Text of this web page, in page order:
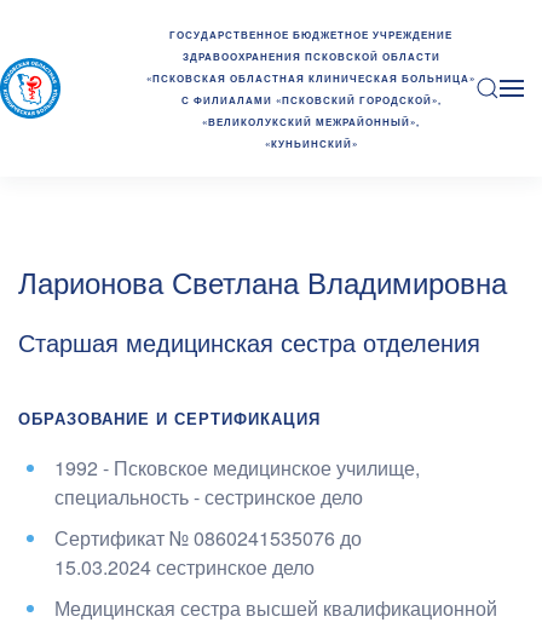
ГОСУДАРСТВЕННОЕ БЮДЖЕТНОЕ УЧРЕЖДЕНИЕ
ЗДРАВООХРАНЕНИЯ ПСКОВСКОЙ ОБЛАСТИ
«ПСКОВСКАЯ ОБЛАСТНАЯ КЛИНИЧЕСКАЯ БОЛЬНИЦА»
С ФИЛИАЛАМИ «ПСКОВСКИЙ ГОРОДСКОЙ»,
«ВЕЛИКОЛУКСКИЙ МЕЖРАЙОННЫЙ»,
«КУНЬИНСКИЙ»
Ларионова Светлана Владимировна
Старшая медицинская сестра отделения
ОБРАЗОВАНИЕ И СЕРТИФИКАЦИЯ
1992 - Псковское медицинское училище,
специальность - сестринское дело
Сертификат №0860241535076 до
15.03.2024сестринское дело
Медицинская сестра высшей квалификационной